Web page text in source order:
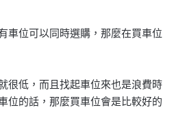
車位可以同時選購，那麼在買車位
很低，而且找起車位來也是浪費時
位的話，那麼買車位會是比較好的